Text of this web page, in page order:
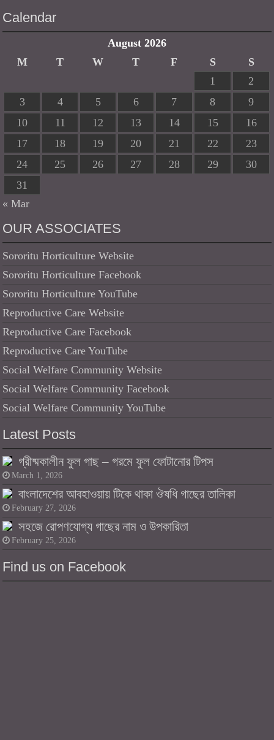
Calendar
August 2026
M
T W T F S
S
1
2
3
4 5 6 7 8
9
10
11 12 13 14 15
16
17
18 19 20 21 22
23
24
25 26 27 28 29
30
31
« Mar
OUR ASSOCIATES
Sororitu Horticulture Website
Sororitu Horticulture Facebook
Sororitu Horticulture YouTube
Reproductive Care Website
Reproductive Care Facebook
Reproductive Care YouTube
Social Welfare Community Website
Social Welfare Community Facebook
Social Welfare Community YouTube
Latest Posts
গ্রীষ্মকালীন ফুল গাছ – গরমে ফুল ফোটানোর টিপস
March 1, 2026
বাংলাদেশের আবহাওয়ায় টিকে থাকা ঔষধি গাছের তালিকা
February 27, 2026
সহজে রোপণযোগ্য গাছের নাম ও উপকারিতা
February 25, 2026
Find us on Facebook